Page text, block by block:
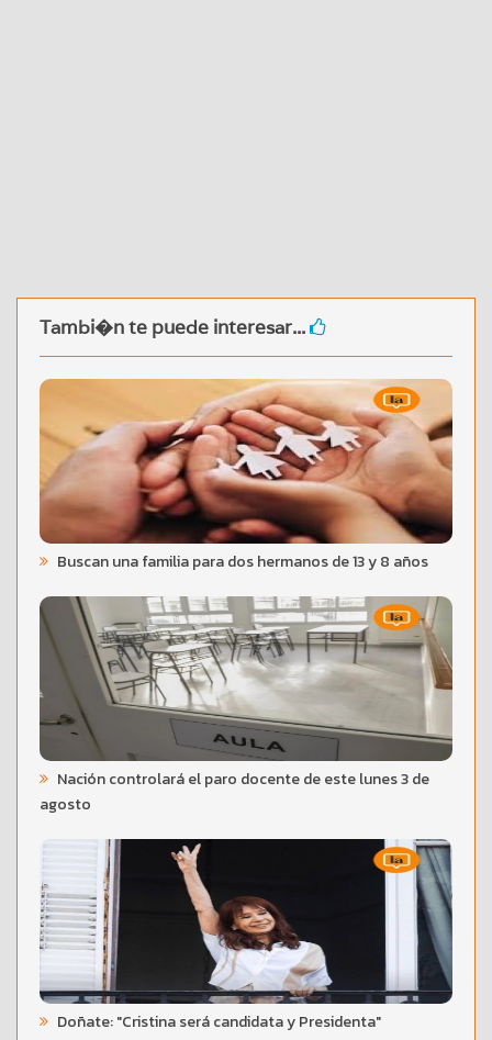
Tambi�n te puede interesar...
Buscan una familia para dos hermanos de 13 y 8 años
Nación controlará el paro docente de este lunes 3 de
agosto
Doñate: "Cristina será candidata y Presidenta"